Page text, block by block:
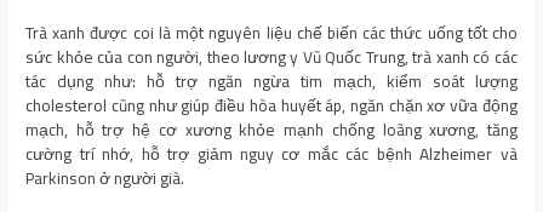
Trà xanh được coi là một nguyên liệu chế biến các thức uống tốt cho
sức khỏe của con người, theo lương y Vũ Quốc Trung, trà xanh có các
tác dụng như: hỗ trợ ngăn ngừa tim mạch, kiểm soát lượng
cholesterol cũng như giúp điều hòa huyết áp, ngăn chặn xơ vữa động
mạch, hỗ trợ hệ cơ xương khỏe mạnh chống loãng xương, tăng
cường trí nhớ, hỗ trợ giảm nguy cơ mắc các bệnh Alzheimer và
Parkinson ở người già.